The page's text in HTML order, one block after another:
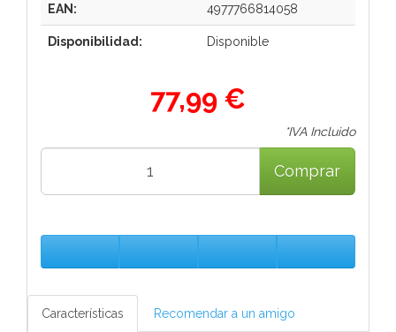
EAN: 4977766814058
Disponibilidad: Disponible
77,99 €
*IVA Incluido
Comprar
Características Recomendar a un amigo